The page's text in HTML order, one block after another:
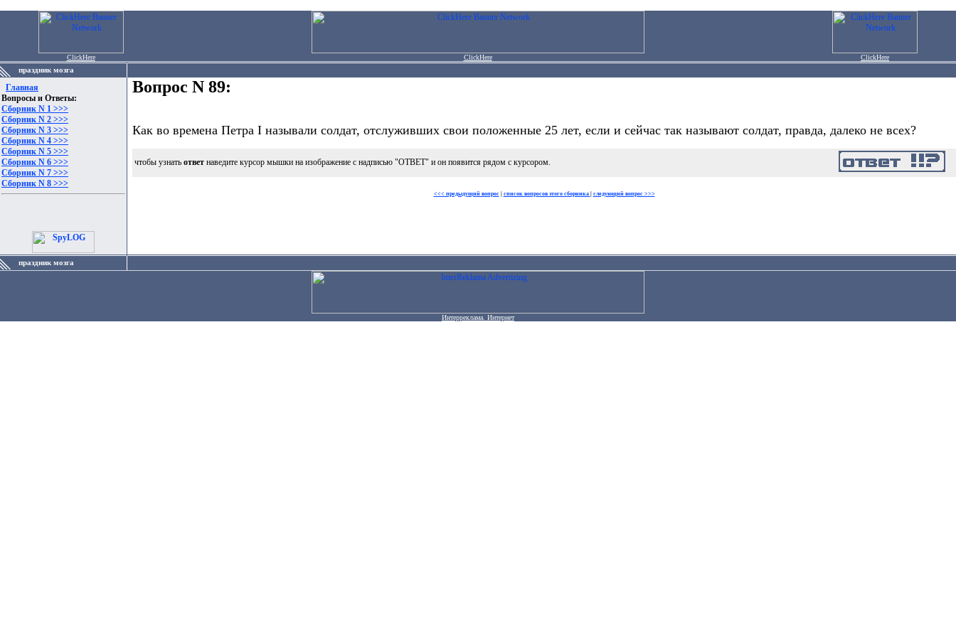
ClickHere ClickHere
ClickHere
праздник мозга
Главная
Вопросы и Ответы:
Сборник N 1 >>>
Сборник N 2 >>>
Сборник N 3 >>>
Сборник N 4 >>>
Сборник N 5 >>>
Сборник N 6 >>>
Сборник N 7 >>>
Сборник N 8 >>>
Вопрос N 89:
Как во времена Петра I называли солдат, отслуживших свои положенные 25 лет, если и сейчас так называют солдат, правда, далеко не всех?
чтобы узнать ответ наведите курсор мышки на изображение с надписью "ОТВЕТ" и он появится рядом с курсором.
<<< предыдущий вопрос| список вопросов этого сборника следующий вопрос >>>
праздник мозга
Интерреклама. Интернет